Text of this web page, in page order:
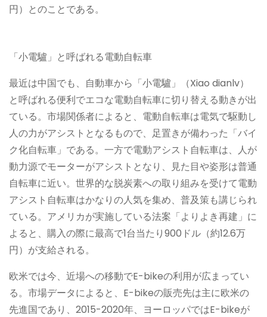
円）とのことである。
「小電驢」と呼ばれる電動自転車
最近は中国でも、自動車から「小電驢」（Xiao dianlv）
と呼ばれる便利でエコな電動自転車に切り替える動きが出
ている。市場関係者によると、電動自転車は電気で駆動し
人の力がアシストとなるもので、足置きが備わった「バイ
ク化自転車」である。一方で電動アシスト自転車は、人が
動力源でモーターがアシストとなり、見た目や姿形は普通
自転車に近い。世界的な脱炭素への取り組みを受けて電動
アシスト自転車はかなりの人気を集め、普及策も講じられ
ている。アメリカが実施している法案「よりよき再建」に
よると、購入の際に最高で1台当たり900ドル（約12.6万
円）が支給される。
欧米では今、近場への移動でE-bikeの利用が広まってい
る。市場データによると、E-bikeの販売先は主に欧米の
先進国であり、2015-2020年、ヨーロッパではE-bikeが